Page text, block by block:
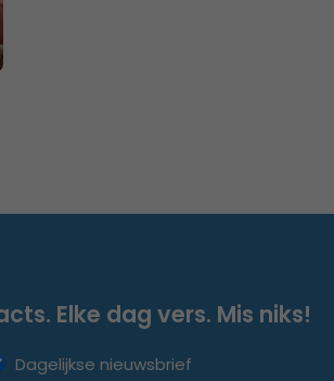
Elke dag vers. Mis niks!
Dagelijkse nieuwsbrief